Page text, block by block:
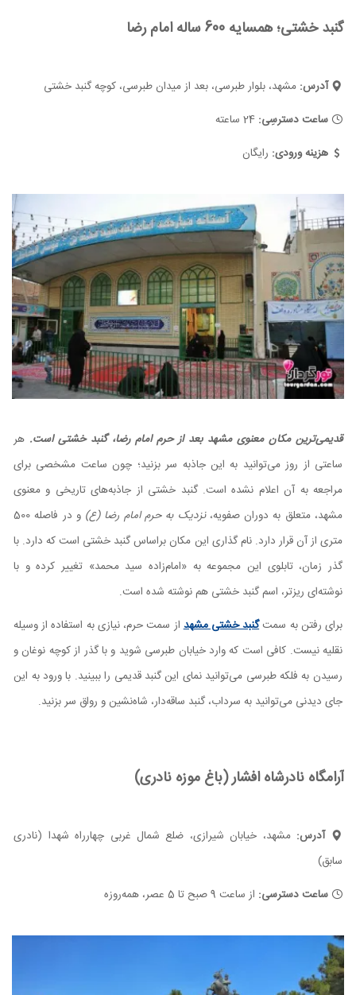
گنبد خشتی؛ همسایه 600 ساله امام رضا
آدرس:مشهد، بلوار طبرسی، بعد از میدان طبرسی، کوچه گنبد خشتی
ساعت دسترسِی:
هزینه ورودی: رایگان
قدیمی‌ترین مکان معنوی مشهد بعد از حرم امام رضا، گنبد خشتی است. هر
ساعتی از روز می‌توانید به این جاذبه سر بزنید؛ چون ساعت مشخصی برای
مراجعه به آن اعلام نشده است. گنبد خشتی از جاذبه‌های تاریخی و معنوی
مشهد، متعلق به دوران صفویه،نزدیک به حرم امام رضا (ع)
و در فاصله 500
متری از آن قرار دارد. نام گذاری این مکان براساس گنبد خشتی است که دارد. با
گذر زمان، تابلوی این مجموعه به «امام‌زاده سید محمد» تغییر کرده و با
نوشته‌ای ریزتر، اسم گنبد خشتی هم نوشته شده است.
برای رفتن به سمتگنبد خشتی مشهداز سمت حرم، نیازی به استفاده از وسیله
نقلیه نیست. کافی است که وارد خیابان طبرسی شوید و با گذر از کوچه نوغان و
رسیدن به فلکه طبرسی می‌توانید نمای این گنبد قدیمی را ببینید. با ورود به این
جای دیدنی می‌توانید به سرداب، گنبد ساقه‌دار، شاه‌نشین و رواق سر بزنید.
آرامگاه نادرشاه افشار (باغ موزه نادری)
آدرس:مشهد، خیابان شیرازی، ضلع شمال غربی چهارراه شهدا (نادری
سابق)
ساعت دسترسی: از ساعت 9 صبح تا 5 عصر، همه‌روزه